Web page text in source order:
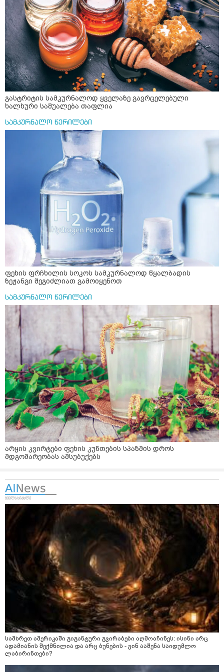
გასტრიტის სამკურნალოდ ყველაზე გავრცელებული
ხალხური საშუალება თაფლია
სამკურნალო წერილები
ფეხის ფრჩხილის სოკოს სამკურნალოდ წყალბადის
ზეჟანგი შეგიძლიათ გამოიყენოთ
სამკურნალო წერილები
არყის კვირტები ფეხის კუნთების სპაზმის დროს
მდგომარეობას ამსუბუქებს
სამხრეთ ამერიკაში გიგანტური გვირაბები აღმოაჩინეს: ისინი არც
ადამიანის შექმნილია და არც ბუნების - ვინ ააშენა საიდუმლო
ლაბირინთები?